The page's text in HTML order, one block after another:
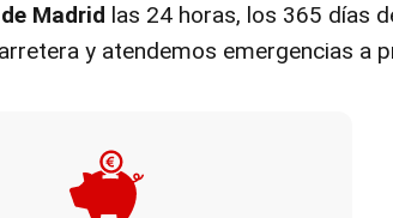
Madrid las 24 horas, los 365 días
y atendemos emergencias a